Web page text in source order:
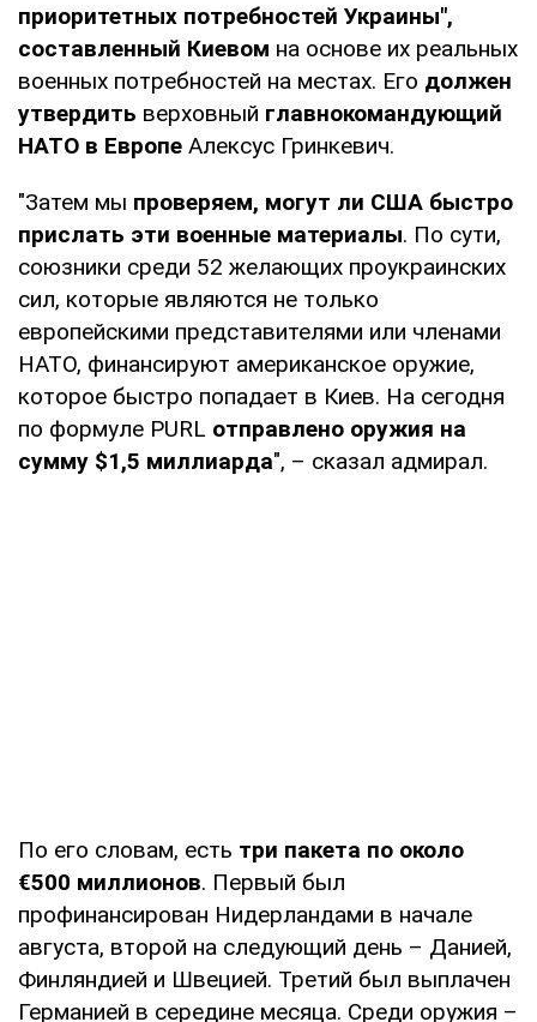
приоритетных потребностей Украины",
составленный Киевом на основе их реальных
военных потребностей на местах. Его должен
утвердить верховный главнокомандующий
НАТО в Европе Алексус Гринкевич.
"Затем мы проверяем, могут ли США быстро
прислать эти военные материалы. По сути,
союзники среди 52 желающих проукраинских
сил, которые являются не только
европейскими представителями или членами
НАТО, финансируют американское оружие,
которое быстро попадает в Киев. На сегодня
по формуле PURL отправлено оружия на
сумму $1,5 миллиарда", – сказал адмирал.
По его словам, есть три пакета по около
€500 миллионов. Первый был
профинансирован Нидерландами в начале
августа, второй на следующий день – Данией,
Финляндией и Швецией. Третий был выплачен
Германией в середине месяца. Среди оружия –